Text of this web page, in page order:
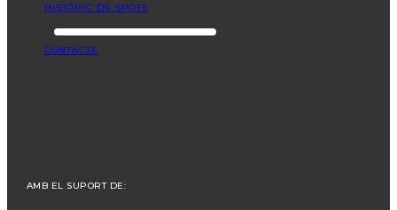
HISTÒRIC DE SPOTS
CONTACTE
AMB EL SUPORT DE: